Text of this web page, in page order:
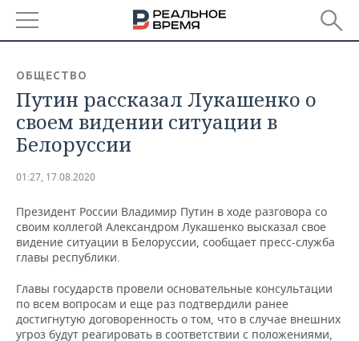
БАШКОРТОСТАН
ТАТАРСТАН
НОВОСТИ
АНАЛИТИКА
ДЕКЛАРАЦИИ О ДОХОДАХ
КОРОЛИ ГОСЗАКАЗА ПФО
КОМУ ПРИНАДЛЕЖАТ
ТОРГОВЫЕ ЦЕНТРЫ
НОВОСТИ ЭКОНОМИКИ
ФИНАНСЫ
БЮДЖЕТ
ПРОМЫШЛЕННОСТЬ
НОВОСТИ
ПРОМЫШЛЕННОСТИ
АГРОПРОМ
МАШИНОСТРОЕНИЕ
НЕДВИЖИМОСТЬ
НОВОСТИ АВТО
БИЗНЕС
ОБЩЕСТВО
Путин рассказал Лукашенко о
своем видении ситуации в
Белоруссии
01:27, 17.08.2020
Президент России Владимир Путин в ходе разговора со
своим коллегой Александром Лукашенко высказал свое
видение ситуации в Белоруссии, сообщает пресс-служба
главы республики.
Главы государств провели основательные консультации
по всем вопросам и еще раз подтвердили ранее
достигнутую договоренность о том, что в случае внешних
угроз будут реагировать в соответствии с положениями,